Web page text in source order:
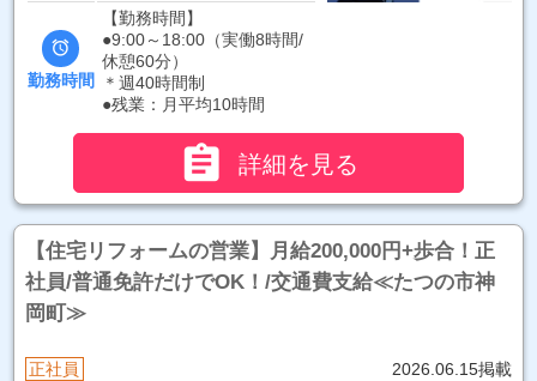

勤務時間
【勤務時間】
●9:00～18:00（実働8時間/
休憩60分）
＊週40時間制
●残業：月平均10時間
 詳細を見る
【住宅リフォームの営業】月給200,000円+歩合！正
社員/普通免許だけでOK！/交通費支給≪たつの市神
岡町≫
正社員 2026.06.15掲載